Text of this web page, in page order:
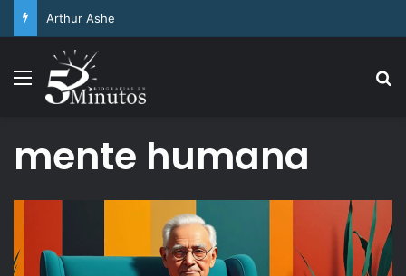
Arthur Ashe
Menu
mente humana